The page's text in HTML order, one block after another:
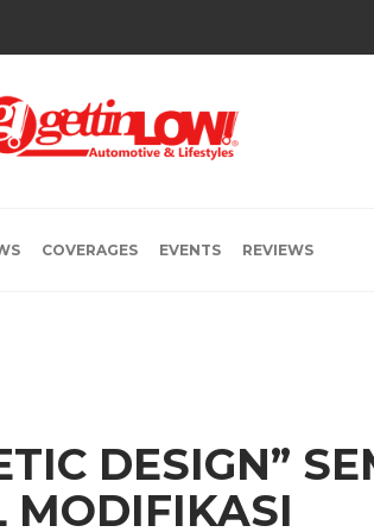
COVERAGES EVENTS REVIEWS
DESIGN”
MODIFIKASI